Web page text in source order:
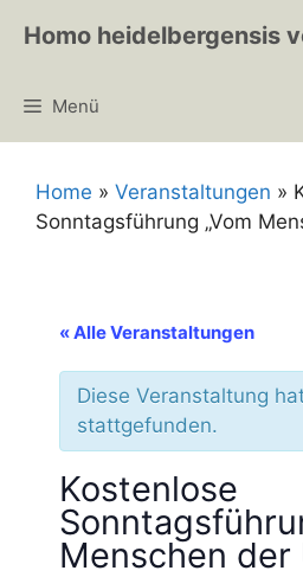
InhaltHomo heidelbergensis
Menü
Home » Veranstaltungen »
Sonntagsführung „Vom
« Alle Veranstaltungen
Diese Veranstaltung
stattgefunden.
Kostenlose
Menschen der